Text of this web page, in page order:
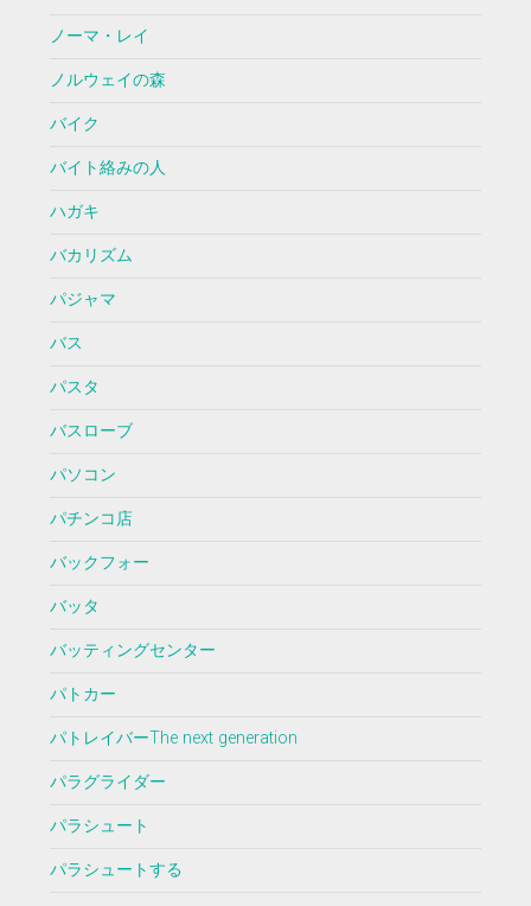
ノーマ・レイ
ノルウェイの森
バイク
バイト絡みの人
ハガキ
バカリズム
パジャマ
バス
パスタ
バスローブ
パソコン
パチンコ店
バックフォー
バッタ
バッティングセンター
パトカー
パトレイバーThe next generation
パラグライダー
パラシュート
パラシュートする